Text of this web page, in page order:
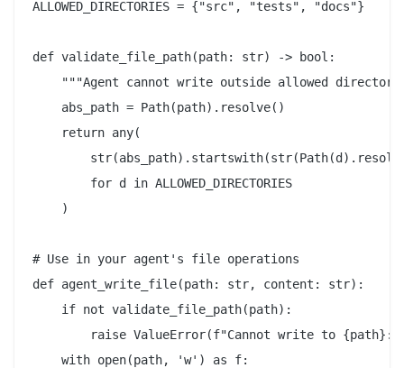
ALLOWED_DIRECTORIES = {"src", "tests", "docs"}
def validate_file_path(path: str) -> bool:
"""Agent cannot write outside allowed
    abs_path = Path(path).resolve()
    return any(
        for d in ALLOWED_DIRECTORIES
    )
# Use in your agent's file operations
def agent_write_file(path: str, content: str):
    if not validate_file_path(path):
raise ValueError(f"Cannot write to {path}:
    with open(path, 'w') as f: